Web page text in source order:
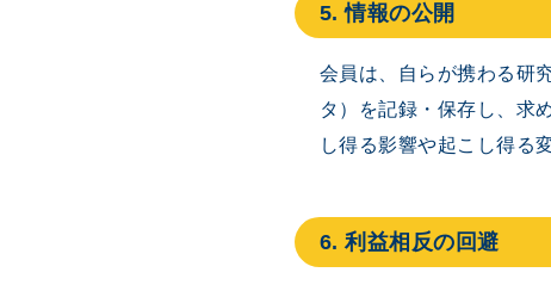
5. 情報の公開
会員は、自らが携わる研
タ）を記録・保存し、求
し得る影響や起こし得る
6. 利益相反の回避